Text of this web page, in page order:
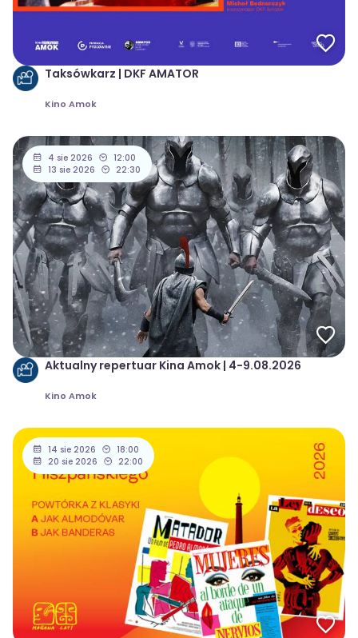
Taksówkarz | DKF AMATOR
Kino Amok
4 sie 2026
12:00
13 sie 2026
22:30
Aktualny repertuar Kina Amok | 4-9.08.2026
Kino Amok
14 sie 2026
18:00
20 sie 2026
22:00